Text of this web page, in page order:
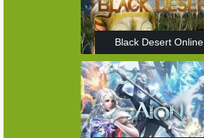
Black Desert Online